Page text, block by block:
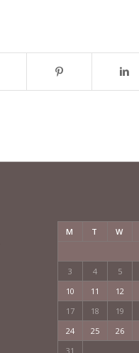
M T W
3
4 5
10
11 12
17
18 19
24
25 26
31